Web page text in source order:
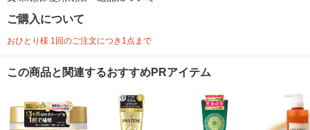
ご購入について
おひとり様 1回のご注文につき1点まで
この商品と関連するおすすめPRアイテム